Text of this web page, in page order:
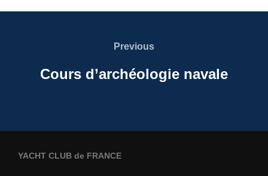
Previous
Previous
Cours d’archéologie navale
YACHT CLUB de FRANCE